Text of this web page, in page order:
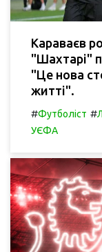
Караваєв
"Шахтарі"
"Це нова
житті".
#Футболіст #
УЄФА